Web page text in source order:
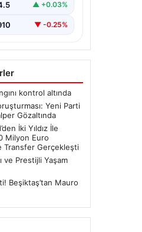
▲ +0.03%
▼ -0.25%
kontrol altında
Yeni Parti
Gözaltında
İki Yıldız İle
Milyon Euro
Transfer Gerçekleşti
ve Prestijli Yaşam
Beşiktaş’tan Mauro